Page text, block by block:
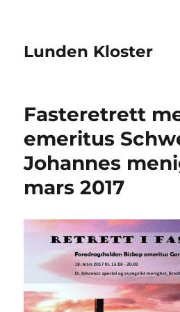
Lunden Kloster
Fasteretrett
emeritus
Johannes
mars 2017